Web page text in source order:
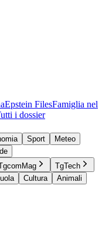
Epstein FilesFamiglia nel
i dossier
Sport
Meteo
TgTech
Cultura
Animali